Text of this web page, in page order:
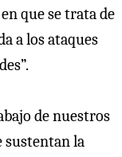
que se trata de
a los ataques
de nuestros
sustentan la